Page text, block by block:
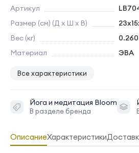
Артикул
Размер (см) (Д х Ш х В)
Вес (кг)
0.260
Материал
ЭВА
Все характеристики
Йога и медитация Bloom
В разделе бренда
ОписаниеХарактеристики